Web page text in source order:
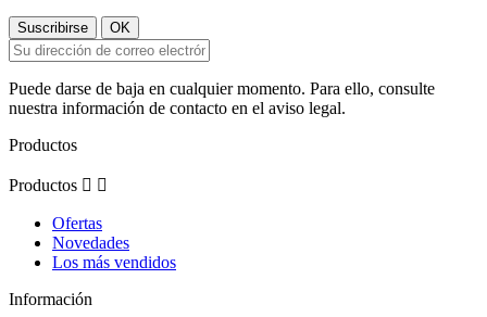
Puede darse de baja en cualquier momento. Para ello, consulte
nuestra información de contacto en el aviso legal.
Productos
Productos  
Ofertas
Novedades
Los más vendidos
Información